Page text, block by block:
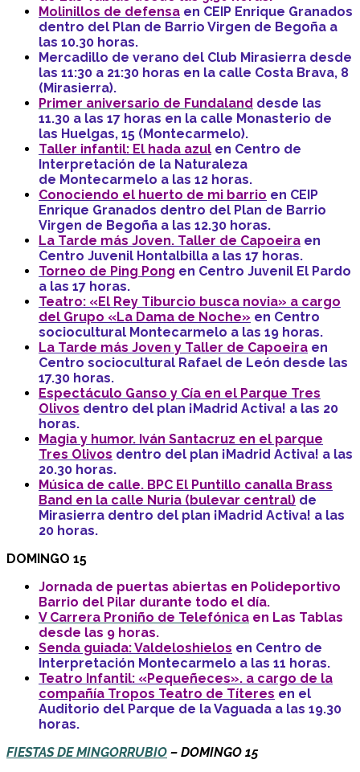
Molinillos de defensa en CEIP Enrique Granados
dentro del Plan de Barrio Virgen de Begoña a
las 10.30 horas.
Mercadillo de verano del Club Mirasierra desde
las 11:30 a 21:30 horas en la calle Costa Brava, 8
(Mirasierra).
Primer aniversario de Fundaland desde las
11.30 a las 17 horas en la calle Monasterio de
las Huelgas, 15 (Montecarmelo).
Taller infantil: El hada azul en Centro de
Interpretación de la Naturaleza
de Montecarmelo a las 12 horas.
Conociendo el huerto de mi barrio en CEIP
Enrique Granados dentro del Plan de Barrio
Virgen de Begoña a las 12.30 horas.
La Tarde más Joven. Taller de Capoeira en
Centro Juvenil Hontalbilla a las 17 horas.
Torneo de Ping Pong en Centro Juvenil El Pardo
a las 17 horas.
Teatro: «El Rey Tiburcio busca novia» a cargo
del Grupo «La Dama de Noche» en Centro
sociocultural Montecarmelo a las 19 horas.
La Tarde más Joven y Taller de Capoeira en
Centro sociocultural Rafael de León desde las
17.30 horas.
Espectáculo Ganso y Cía en el Parque Tres
Olivos dentro del plan ¡Madrid Activa! a las 20
horas.
Magia y humor. Iván Santacruz en el parque
Tres Olivos dentro del plan ¡Madrid Activa! a las
20.30 horas.
Música de calle. BPC El Puntillo canalla Brass
Band en la calle Nuria (bulevar central) de
Mirasierra dentro del plan ¡Madrid Activa! a las
20 horas.
DOMINGO 15
Jornada de puertas abiertas en Polideportivo
Barrio del Pilar durante todo el día.
V Carrera Proniño de Telefónica en Las Tablas
desde las 9 horas.
Senda guiada: Valdeloshielos en Centro de
Interpretación Montecarmelo a las 11 horas.
Teatro Infantil: «Pequeñeces». a cargo de la
compañía Tropos Teatro de Títeres en el
Auditorio del Parque de la Vaguada a las 19.30
horas.
FIESTAS DE MINGORRUBIO – DOMINGO 15